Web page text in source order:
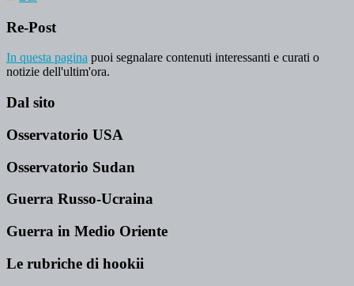
Re-Post
In questa pagina puoi segnalare contenuti interessanti e curati o
notizie dell'ultim'ora.
Dal sito
Osservatorio USA
Osservatorio Sudan
Guerra Russo-Ucraina
Guerra in Medio Oriente
Le rubriche di hookii